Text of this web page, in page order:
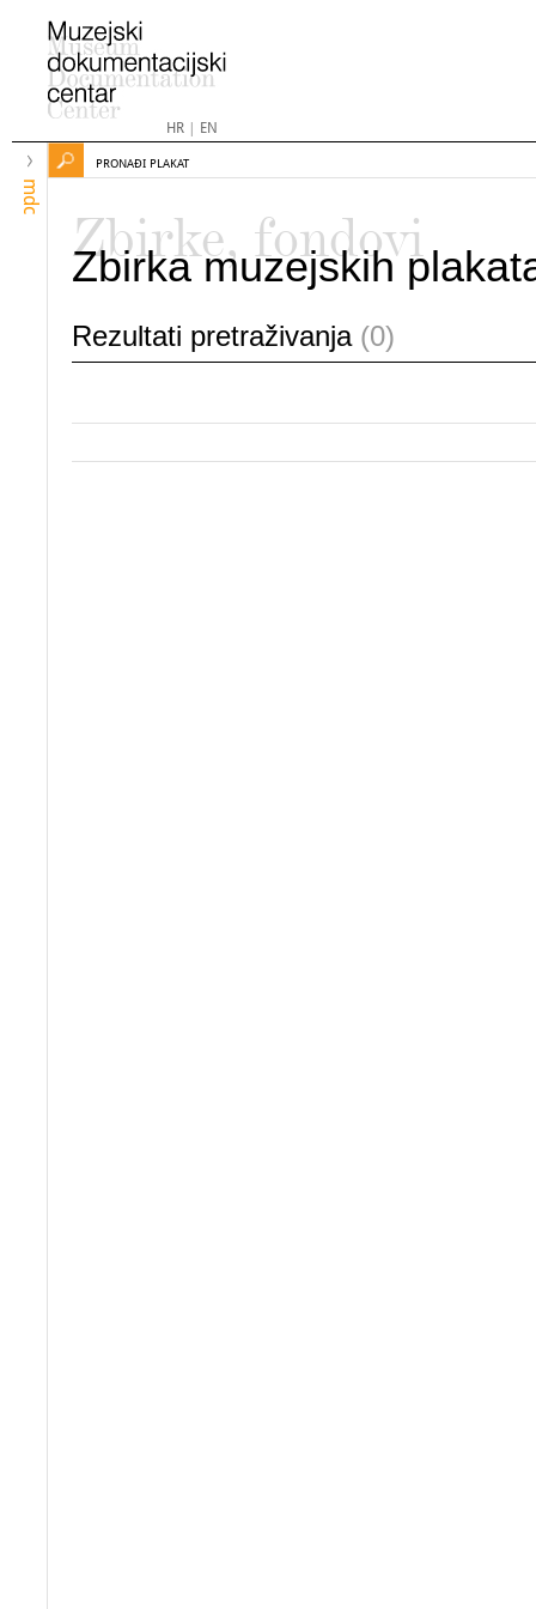
HR| EN
mdc
PRONAĐI PLAKAT
Zbirke, fondovi
Zbirka muzejskih
Rezultati pretraživanja (0)